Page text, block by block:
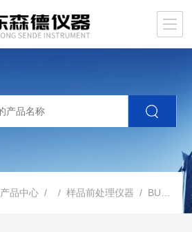
产品中心 / /样品前处理仪器 / BUCHI快速消解仪 387220